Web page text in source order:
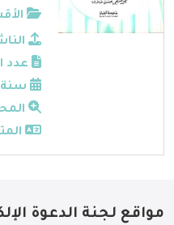
عدد
سنة
مواقع لجنة الدعوة